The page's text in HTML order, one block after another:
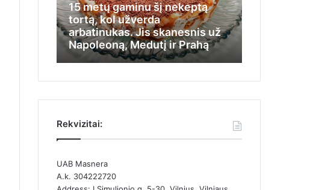
15 metų gaminu šį nekeptą
tortą, kol užverda
arbatinukas. Jis skanesnis už
Napoleoną, Medutį ir Prahą
Rekvizitai:
UAB Masnera
A.k. 304222720